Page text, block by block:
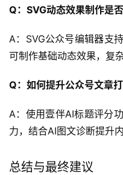
Q：SVG动态效果制作是
A：SVG公众号编辑器支
可制作基础动态效果，复
Q：如何提升公众号文章打
A：使用壹伴AI标题评分
力，结合AI图文诊断提升内
总结与最终建议